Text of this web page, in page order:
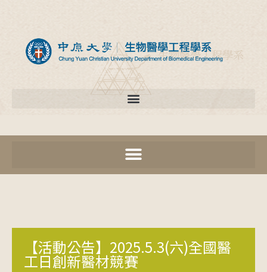
【活動公告】2025.5.3(六)全國醫
工日創新醫材競賽